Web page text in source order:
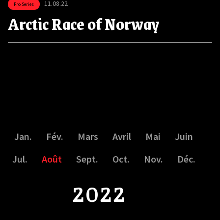
Pro Series 11.08.22
Arctic Race of Norway
Jan. Fév. Mars Avril Mai
Juin
Jul.
Août Sept. Oct. Nov. Déc.